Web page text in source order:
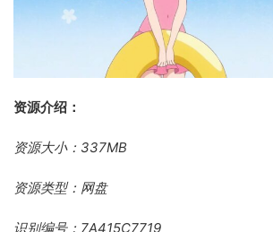
资源介绍：
资源大小：337MB
资源类型：网盘
识别编号：7A415C7719